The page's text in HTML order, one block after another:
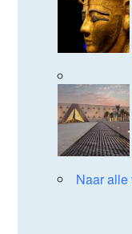
Naar alle